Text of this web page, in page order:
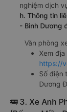
nghiệm dịch
h. Thông tin
- Bình Dương
Văn phòng
Xem
https://
Số điện
Dương
🚌 3. Xe Anh